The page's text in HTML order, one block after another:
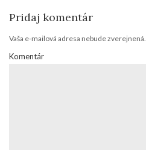
Pridaj komentár
Vaša e-mailová adresa nebude zverejnená.
Komentár